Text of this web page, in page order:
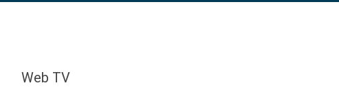
Web TV